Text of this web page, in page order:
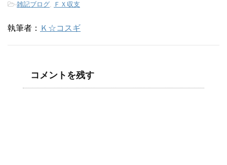
-雑記ブログ, ＦＸ収支
執筆者： Ｋ☆コスギ
コメントを残す